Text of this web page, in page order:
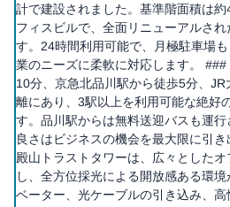
計で建設されました。基準階面積は
フィスビルで、全面リニューアルさ
す。24時間利用可能で、月極駐車場
業のニーズに柔軟に対応します。
10分、京急北品川駅から徒歩5分、
離にあり、3駅以上を利用可能な絶好
す。品川駅からは無料送迎バスも運
良さはビジネスの機会を最大限に引
殿山トラストタワーは、広々とした
し、全方位採光による開放感ある環
ベーター、光ケーブルの引き込み、高